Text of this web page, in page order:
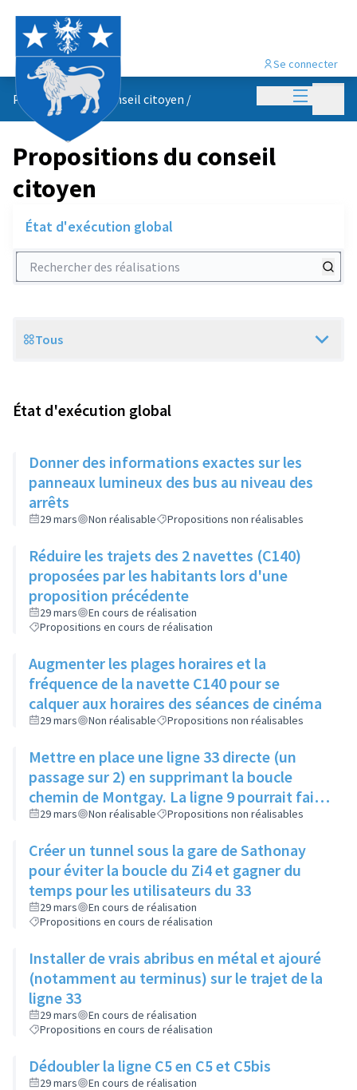
Menu
Se connecter
Propositions du conseil citoyen /
Propositions du conseil
citoyen
État d'exécution global
Rechercher des réalisations
Scope
Tous
État d'exécution global
Donner des informations exactes sur les
panneaux lumineux des bus au niveau des
arrêts
29 mars Non réalisable Propositions non réalisables
Réduire les trajets des 2 navettes (C140)
proposées par les habitants lors d'une
proposition précédente
29 mars
En cours de réalisation
Propositions en cours de réalisation
Augmenter les plages horaires et la
fréquence de la navette C140 pour se
calquer aux horaires des séances de cinéma
29 mars Non réalisable Propositions non réalisables
Mettre en place une ligne 33 directe (un
passage sur 2) en supprimant la boucle
chemin de Montgay. La ligne 9 pourrait faire
cette boucle une fois sur 2 en
29 mars Non réalisable Propositions non réalisables
Créer un tunnel sous la gare de Sathonay
pour éviter la boucle du Zi4 et gagner du
temps pour les utilisateurs du 33
29 mars
En cours de réalisation
Propositions en cours de réalisation
Installer de vrais abribus en métal et ajouré
(notamment au terminus) sur le trajet de la
ligne 33
29 mars
En cours de réalisation
Propositions en cours de réalisation
Dédoubler la ligne C5 en C5 et C5bis
29 mars
En cours de réalisation